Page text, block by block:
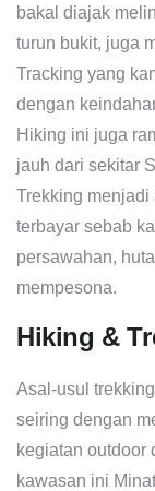
bakal diajak
turun bukit, juga
Tracking yang
dengan
Hiking ini juga
jauh dari sekitar
Trekking
terbayar sebab
persawahan,
mempesona.
Hiking &
Asal-usul
seiring dengan
kegiatan outdoor
kawasan ini